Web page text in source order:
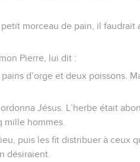
morceau de pain, il faudrait
Pierre, lui dit :
d’orge et deux poissons.
Jésus. L’herbe était
mille hommes.
puis les fit distribuer à ceux
désiraient.